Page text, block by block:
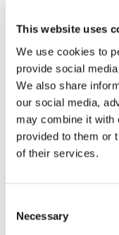
This website uses
We use cookies to
provide social
We also share
our social media,
may combine it with
provided to them or
of their services.
Selection
Necessary
Stena
torsdagen